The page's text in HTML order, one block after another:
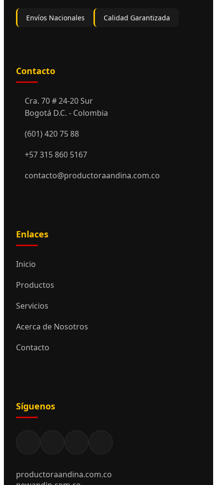
Envíos Nacionales Calidad Garantizada
Contacto
Cra. 70 # 24-20 Sur
Bogotá D.C. - Colombia
(601) 420 75 88
+57 315 860 5167
contacto@productoraandina.com.co
Enlaces
Inicio
Productos
Servicios
Acerca de Nosotros
Contacto
Síguenos
productoraandina.com.co